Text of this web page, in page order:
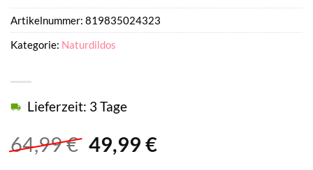
64,99€ Ursprünglicher
49,99 €Aktueller
Lieferzeit: 3 Tage
Artikelnummer: 819835024323
Kategorie: Naturdildos